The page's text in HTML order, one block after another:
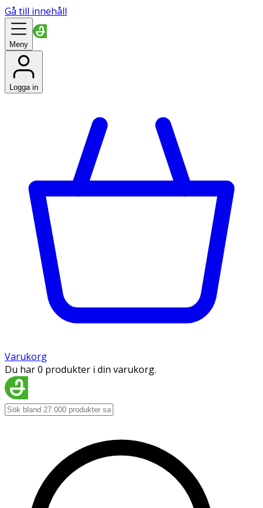
Gå till innehåll
Meny
Logga in
Varukorg
Du har 0 produkter i din varukorg.